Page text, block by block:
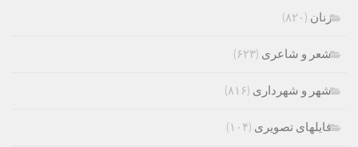
زنان (۸۲۰)
شعر و شاعری (۶۲۳)
شهر و شهرداری (۸۱۶)
فایلهای تصویری (۱۰۴)